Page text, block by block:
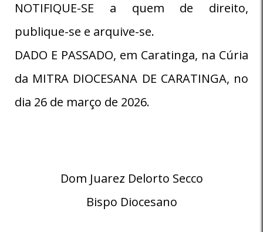
NOTIFIQUE-SE a quem de direito,
publique-se e arquive-se.
DADO E PASSADO, em Caratinga, na Cúria
da MITRA DIOCESANA DE CARATINGA, no
dia 26 de março de 2026.
Dom Juarez Delorto Secco
Bispo Diocesano